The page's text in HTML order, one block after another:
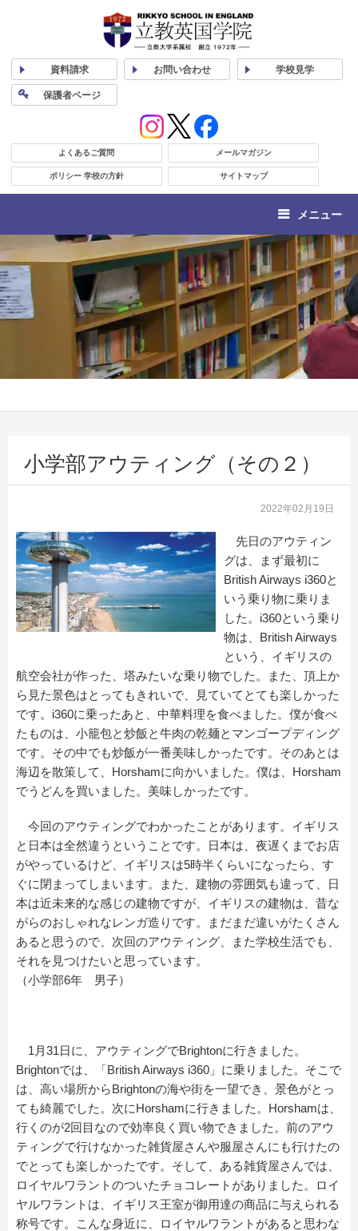
資料請求 お問い合わせ 学校見学
保護者ページ
よくあるご質問 メールマガジン
ポリシー 学校の方針 サイトマップ
メニュー
小学部アウティング（その２）
2022年02月19日
先日のアウティン
グは、まず最初に
British Airways i360と
いう乗り物に乗りま
した。i360という乗り
物は、British Airways
という、イギリスの
航空会社が作った、塔みたいな乗り物でした。また、頂上か
ら見た景色はとってもきれいで、見ていてとても楽しかった
です。i360に乗ったあと、中華料理を食べました。僕が食べ
たものは、小籠包と炒飯と牛肉の乾麺とマンゴープディング
です。その中でも炒飯が一番美味しかったです。そのあとは
海辺を散策して、Horshamに向かいました。僕は、Horsham
でうどんを買いました。美味しかったです。
今回のアウティングでわかったことがあります。イギリス
と日本は全然違うということです。日本は、夜遅くまでお店
がやっているけど、イギリスは5時半くらいになったら、す
ぐに閉まってしまいます。また、建物の雰囲気も違って、日
本は近未来的な感じの建物ですが、イギリスの建物は、昔な
がらのおしゃれなレンガ造りです。まだまだ違いがたくさん
あると思うので、次回のアウティング、また学校生活でも、
それを見つけたいと思っています。
（小学部6年 男子）
1月31日に、アウティングでBrightonに行きました。
Brightonでは、「British Airways i360」に乗りました。そこで
は、高い場所からBrightonの海や街を一望でき、景色がとっ
ても綺麗でした。次にHorshamに行きました。Horshamは、
行くのが2回目なので効率良く買い物できました。前のアウ
ティングで行けなかった雑貨屋さんや服屋さんにも行けたの
でとっても楽しかったです。そして、ある雑貨屋さんでは、
ロイヤルワラントのついたチョコレートがありました。ロイ
ヤルワラントは、イギリス王室が御用達の商品に与えられる
称号です。こんな身近に、ロイヤルワラントがあると思わな